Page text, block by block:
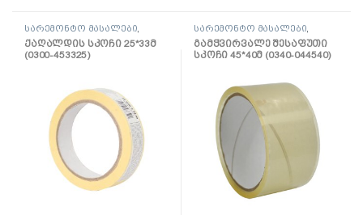
სარემონტო მასალები
ლენტი
ქაღალდის სკოჩი 25*33მ
(0300-453325)
სარემონტო მასალები
ლენტი
გამჭვირვალე შესაფუთი
სკოჩი 45*40მ (0340-044540)